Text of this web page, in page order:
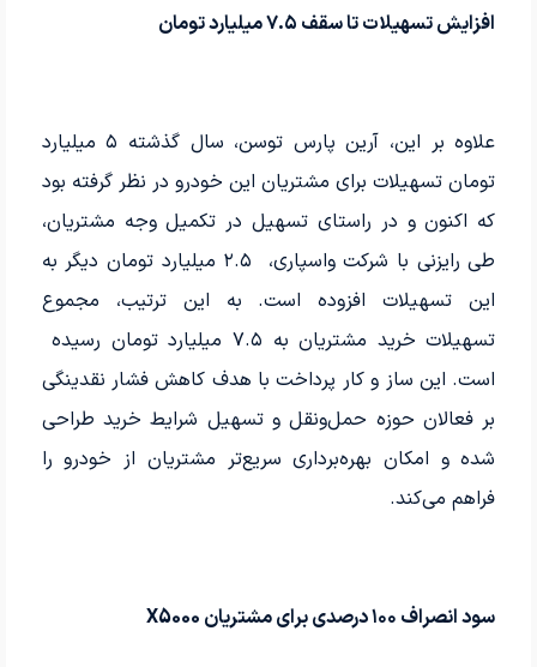
افزایش تسهیلات تا سقف ۷.۵ میلیارد تومان
علاوه بر این، آرین پارس توسن، سال گذشته ۵ میلیارد
تومان تسهیلات برای مشتریان این خودرو در نظر گرفته بود
که اکنون و در راستای تسهیل در تکمیل وجه مشتریان،
طی رایزنی با شرکت واسپاری، ۲.۵ میلیارد تومان دیگر به
این تسهیلات افزوده است. به این ترتیب، مجموع
تسهیلات خرید مشتریان به ۷.۵ میلیارد تومان رسیده
است. این ساز و کار پرداخت با هدف کاهش فشار نقدینگی
بر فعالان حوزه حمل‌ونقل و تسهیل شرایط خرید طراحی
شده و امکان بهره‌برداری سریع‌تر مشتریان از خودرو را
فراهم می‌کند.
سود انصراف ۱۰۰ درصدی برای مشتریان X5000